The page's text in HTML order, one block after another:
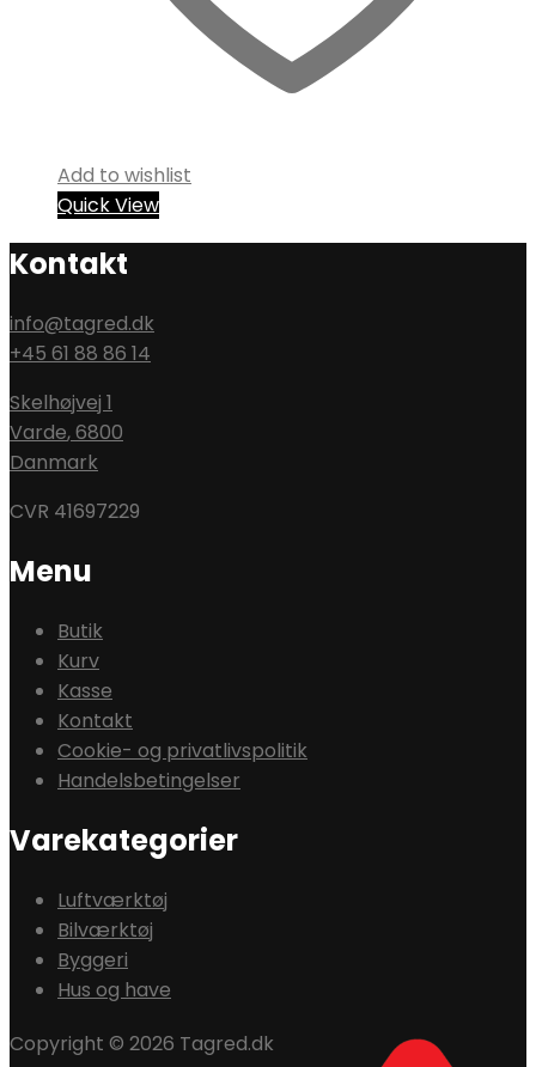
Add to wishlist
Quick View
Kontakt
info@tagred.dk
+45 61 88 86 14
Skelhøjvej 1
Varde,6800
Danmark
CVR 41697229
Menu
Butik
Kurv
Kasse
Kontakt
Cookie- og privatlivspolitik
Handelsbetingelser
Varekategorier
Luftværktøj
Bilværktøj
Byggeri
Hus og have
Copyright © 2026 Tagred.dk